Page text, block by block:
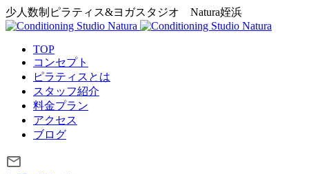
少人数制ピラティス&ヨガスタジオ Natura姪浜
TOP
コンセプト
ピラティスとは
スタッフ紹介
料金プラン
アクセス
ブログ